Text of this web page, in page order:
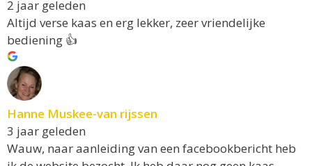
2 jaar geleden
Altijd verse kaas en erg lekker, zeer vriendelijke
bediening 👍
Hanne Muskee-van rijssen
3 jaar geleden
Wauw, naar aanleiding van een facebookbericht heb